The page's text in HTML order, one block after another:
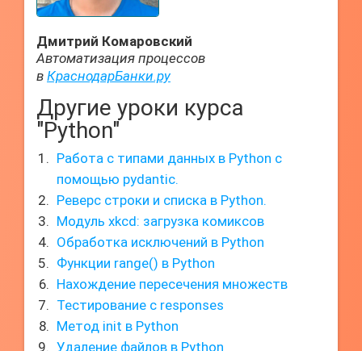
Дмитрий Комаровский
Автоматизация процессов
в КраснодарБанки.ру
Другие уроки курса
"Python"
Работа с типами данных в Python с
помощью pydantic.
Реверс строки и списка в Python.
Модуль xkcd: загрузка комиксов
Обработка исключений в Python
Функции range() в Python
Нахождение пересечения множеств
Тестирование с responses
Метод init в Python
Удаление файлов в Python